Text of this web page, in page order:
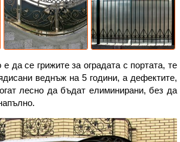
да се грижите за оградата с портата, те
веднъж на 5 години, а дефектите,
лесно да бъдат елиминирани, без да